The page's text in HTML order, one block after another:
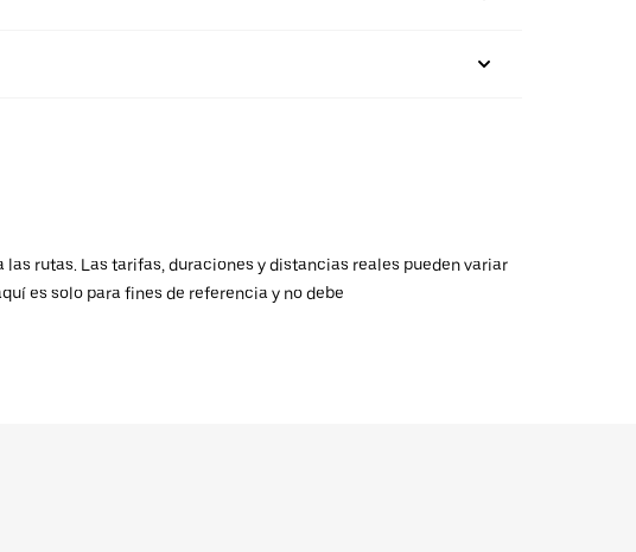
rutas. Las tarifas, duraciones y distancias reales pueden variar
es solo para fines de referencia y no debe